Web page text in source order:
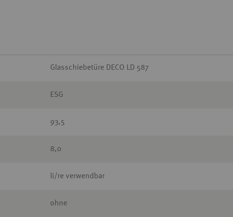
Glasschiebetüre DECO LD 587
ESG
93,5
8,0
li/re verwendbar
ohne